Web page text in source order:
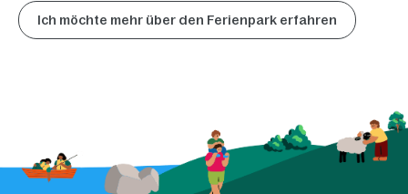
Ich möchte mehr über den Ferienpark erfahren